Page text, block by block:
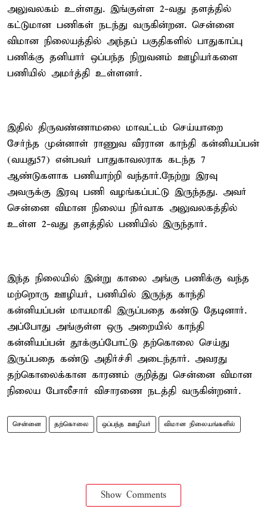
அலுவலகம் உள்ளது. இங்குள்ள 2-வது தளத்தில்
கட்டுமான பணிகள் நடந்து வருகின்றன. சென்னை
விமான நிலையத்தில் அந்தப் பகுதிகளில் பாதுகாப்பு
பணிக்கு தனியார் ஒப்பந்த நிறுவனம் ஊழியர்களை
பணியில் அமர்த்தி உள்ளனர்.
இதில் திருவண்ணாமலை மாவட்டம் செய்யாறை
சேர்ந்த முன்னாள் ராணுவ வீரரான காந்தி கன்னியப்பன்
(வயது57) என்பவர் பாதுகாவலராக கடந்த 7
ஆண்டுகளாக பணியாற்றி வந்தார்.நேற்று இரவு
அவருக்கு இரவு பணி வழங்கப்பட்டு இருந்தது. அவர்
சென்னை விமான நிலைய நிர்வாக அலுவலகத்தில்
உள்ள 2-வது தளத்தில் பணியில் இருந்தார்.
இந்த நிலையில் இன்று காலை அங்கு பணிக்கு வந்த
மற்றொரு ஊழியர், பணியில் இருந்த காந்தி
கன்னியப்பன் மாயமாகி இருப்பதை கண்டு தேடினார்.
அப்போது அங்குள்ள ஒரு அறையில் காந்தி
கன்னியப்பன் தூக்குப்போட்டு தற்கொலை செய்து
இருப்பதை கண்டு அதிர்ச்சி அடைந்தார். அவரது
தற்கொலைக்கான காரணம் குறித்து சென்னை விமான
நிலைய போலீசார் விசாரணை நடத்தி வருகின்றனர்.
சென்னை தற்கொலை ஒப்பந்த ஊழியர் விமான நிலையங்களில்
Show Comments